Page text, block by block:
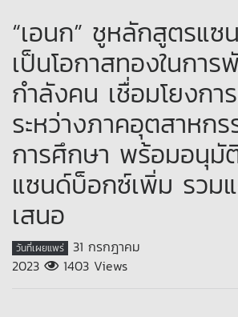
“เอนก” ชูหลักสูตรแ
เป็นโอกาสทองในกา
กำลังคน เชื่อมโยงกา
ระหว่างภาคอุตสาหก
การศึกษา พร้อมอนุมั
แซนด์บ็อกซ์เพิ่ม รวม
เสนอ
วันที่เผยแพร่ 31 กรกฎาคม
2023
1403 Views